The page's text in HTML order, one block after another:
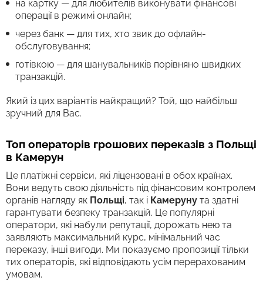
на картку — для любителів виконувати фінансові
операції в режимі онлайн;
через банк — для тих, хто звик до офлайн-
обслуговування;
готівкою — для шанувальників порівняно швидких
транзакцій.
Який із цих варіантів найкращий? Той, що найбільш
зручний для Вас.
Топ операторів грошових переказів з Польщі
в Камерун
Це платіжні сервіси, які ліцензовані в обох країнах.
Вони ведуть свою діяльність під фінансовим контролем
органів нагляду як Польщі, так і Камеруну та здатні
гарантувати безпеку транзакцій. Це популярні
оператори, які набули репутації, дорожать нею та
заявляють максимальний курс, мінімальний час
переказу, інші вигоди. Ми показуємо пропозиції тільки
тих операторів, які відповідають усім перерахованим
умовам.